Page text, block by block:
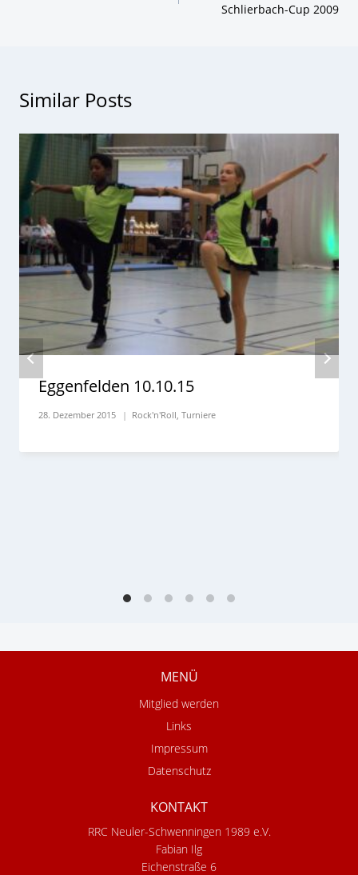
Schlierbach-Cup 2009
Similar Posts
Eggenfelden 10.10.15
28. Dezember 2015 Rock'n'Roll Turniere
MENÜ
Mitglied werden
Links
Impressum
Datenschutz
KONTAKT
RRC Neuler-Schwenningen 1989 e.V.
Fabian Ilg
Eichenstraße 6